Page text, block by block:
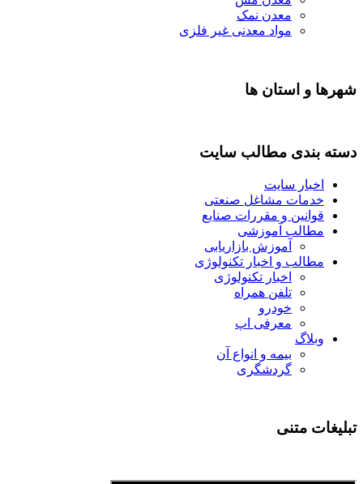
معدن نمک
مواد معدنی غیر فلزی
شهرها و استان ها
دسته بندی مطالب سایت
اخبار سایت
خدمات مشاغل صنعتی
قوانین و مقررات صنایع
مطالب آموزشی
آموزش بازاریابی
مطالب و اخبار تکنولوژی
اخبار تکنولوژی
تلفن همراه
خودرو
معرفی اپ
وبلاگ
بیمه و انواع آن
گردشگری
تبلیغات متنی